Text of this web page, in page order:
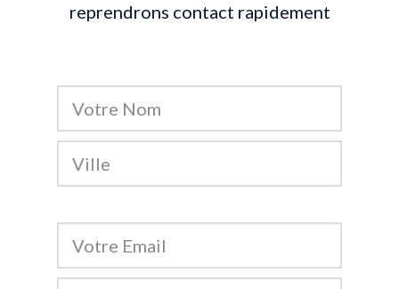
reprendrons contact rapidement